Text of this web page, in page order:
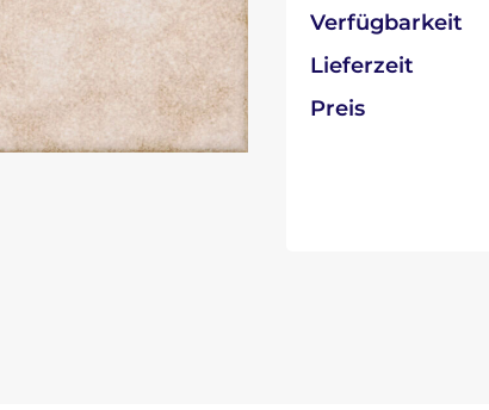
Verfügbarkeit
Lieferzeit
Preis